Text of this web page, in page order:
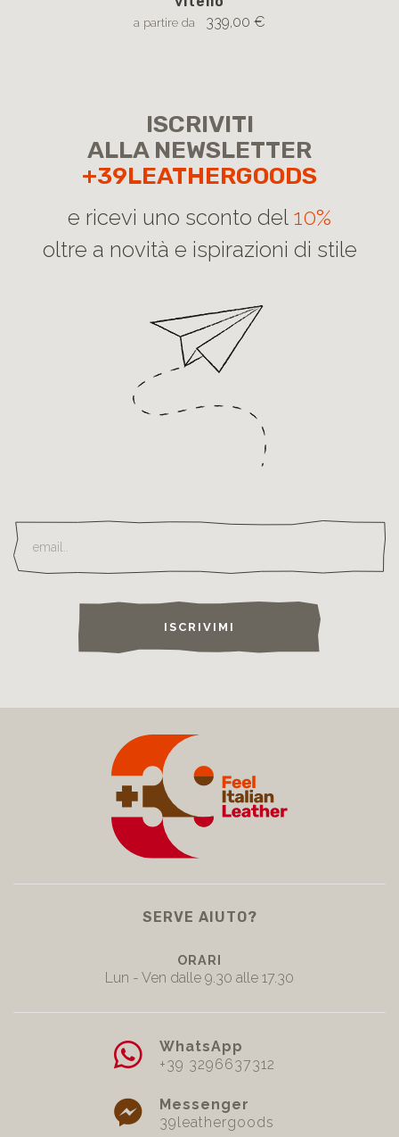
a partire da 339,00 €
ISCRIVITI
ALLA NEWSLETTER
+39LEATHERGOODS
e ricevi uno sconto del 10%
oltre a novità e ispirazioni di stile
ISCRIVIMI
SERVE AIUTO?
ORARI
Lun - Ven dalle 9.30 alle 17.30
WhatsApp
+39 3296637312
Messenger
39leathergoods